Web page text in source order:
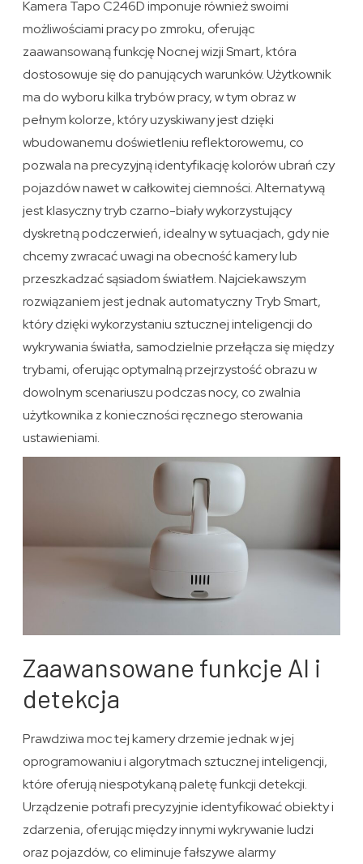
Kamera Tapo C246D imponuje również swoimi
możliwościami pracy po zmroku, oferując
zaawansowaną funkcję Nocnej wizji Smart, która
dostosowuje się do panujących warunków. Użytkownik
ma do wyboru kilka trybów pracy, w tym obraz w
pełnym kolorze, który uzyskiwany jest dzięki
wbudowanemu doświetleniu reflektorowemu, co
pozwala na precyzyjną identyfikację kolorów ubrań czy
pojazdów nawet w całkowitej ciemności. Alternatywą
jest klasyczny tryb czarno-biały wykorzystujący
dyskretną podczerwień, idealny w sytuacjach, gdy nie
chcemy zwracać uwagi na obecność kamery lub
przeszkadzać sąsiadom światłem. Najciekawszym
rozwiązaniem jest jednak automatyczny Tryb Smart,
który dzięki wykorzystaniu sztucznej inteligencji do
wykrywania światła, samodzielnie przełącza się między
trybami, oferując optymalną przejrzystość obrazu w
dowolnym scenariuszu podczas nocy, co zwalnia
użytkownika z konieczności ręcznego sterowania
ustawieniami.
Zaawansowane funkcje AI i
detekcja
Prawdziwa moc tej kamery drzemie jednak w jej
oprogramowaniu i algorytmach sztucznej inteligencji,
które oferują niespotykaną paletę funkcji detekcji.
Urządzenie potrafi precyzyjnie identyfikować obiekty i
zdarzenia, oferując między innymi wykrywanie ludzi
oraz pojazdów, co eliminuje fałszywe alarmy